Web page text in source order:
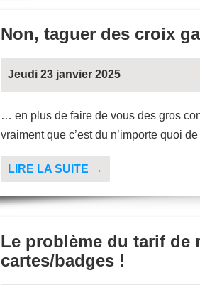
Non, taguer des croix
Jeudi 23 janvier 2025
… en plus de faire de vous des gros
vraiment que c’est du n’importe quoi
LIRE LA SUITE →
Le problème du tarif de
cartes/badges !